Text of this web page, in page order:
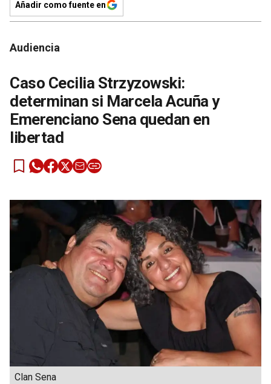
Añadir como fuente en
Audiencia
Caso Cecilia Strzyzowski:
determinan si Marcela Acuña y
Emerenciano Sena quedan en
libertad
Clan Sena